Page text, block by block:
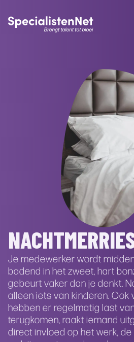
Je medewerker wordt
badend in het zweet, hart
gebeurt vaker dan je denkt.
alleen iets van kinderen. Ook
hebben er regelmatig last
terugkomen, raakt iemand
direct invloed op het werk,